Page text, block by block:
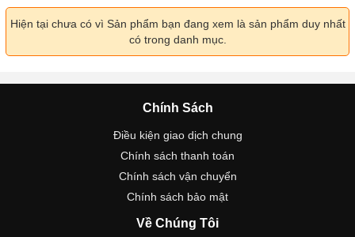
Hiện tại chưa có vì Sản phẩm bạn đang xem là sản phẩm duy nhất
có trong danh mục.
Chính Sách
Điều kiện giao dịch chung
Chính sách thanh toán
Chính sách vận chuyển
Chính sách bảo mật
Về Chúng Tôi